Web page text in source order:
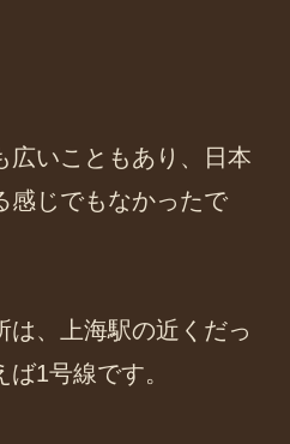
広いこともあり、日本
感じでもなかったで
は、上海駅の近くだっ
1号線です。